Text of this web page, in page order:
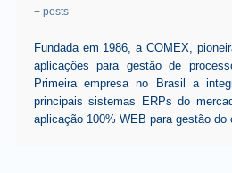
+ posts
Fundada em 1986, a COMEX,
aplicações para gestão de
Primeira empresa no Brasil a
principais sistemas ERPs do
aplicação 100% WEB para gestão do